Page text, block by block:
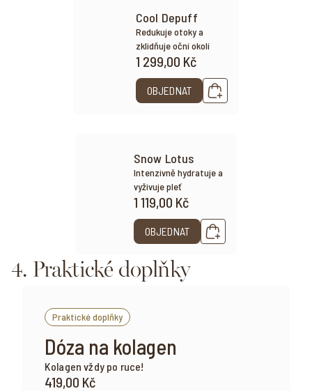
Cool Depuff
Redukuje otoky a
zklidňuje oční okolí
1 299,00 Kč
OBJEDNAT
Snow Lotus
Intenzivně hydratuje a
vyživuje pleť
1 119,00 Kč
OBJEDNAT
4. Praktické doplňky
Praktické doplňky
Dóza na kolagen
Kolagen vždy po ruce!
419,00 Kč